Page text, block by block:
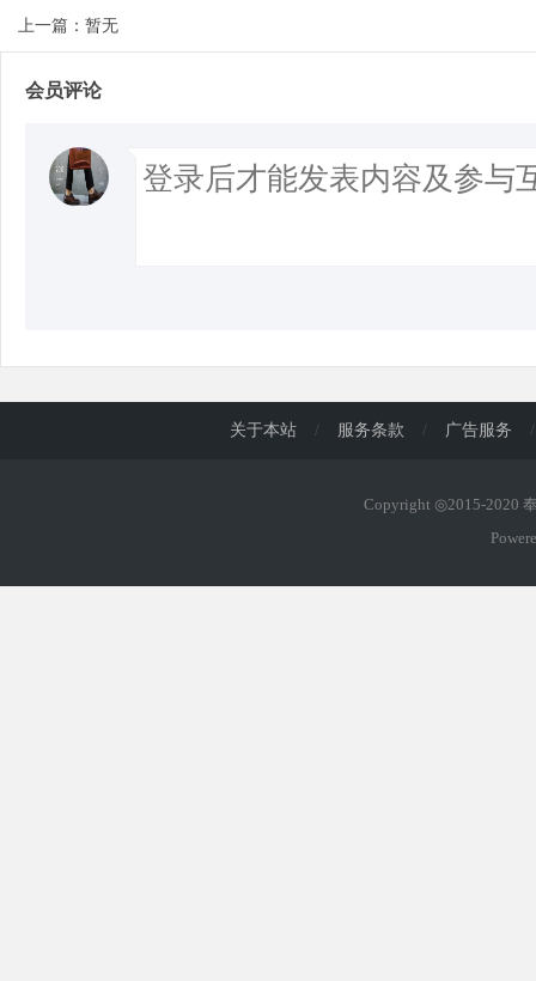
上一篇：暂无
会员评论
关于本站 / 服务条款 / 广告服务 /
Copyright ◎2015-2020